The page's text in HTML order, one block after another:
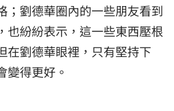
；劉德華圈內的一些朋友看到
也紛紛表示，這一些東西壓根
在劉德華眼裡，只有堅持下
變得更好。